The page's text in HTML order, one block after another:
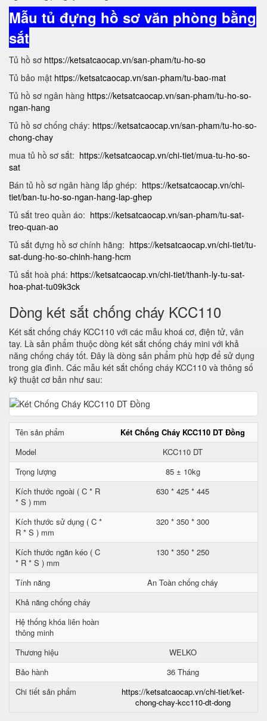
Mẫu tủ đựng hồ sơ văn phòng bằng
sắt
Tủ hồ sơ https://ketsatcaocap.vn/san-pham/tu-ho-so
Tủ bảo mật https://ketsatcaocap.vn/san-pham/tu-bao-mat
Tủ hồ sơ ngân hàng https://ketsatcaocap.vn/san-pham/tu-ho-so-
ngan-hang
Tủ hồ sơ chống cháy: https://ketsatcaocap.vn/san-pham/tu-ho-so-
chong-chay
mua tủ hồ sơ sắt: https://ketsatcaocap.vn/chi-tiet/mua-tu-ho-so-
sat
Bán tủ hồ sơ ngân hàng lắp ghép: https://ketsatcaocap.vn/chi-
tiet/ban-tu-ho-so-ngan-hang-lap-ghep
Tủ sắt treo quần áo: https://ketsatcaocap.vn/san-pham/tu-sat-
treo-quan-ao
Tủ sắt đựng hồ sơ chính hãng: https://ketsatcaocap.vn/chi-tiet/tu-
sat-dung-ho-so-chinh-hang-hcm
Tủ sắt hoà phá: https://ketsatcaocap.vn/chi-tiet/thanh-ly-tu-sat-
hoa-phat-tu09k3ck
Dòng két sắt chống cháy KCC110
Két sắt chống cháy KCC110 với các mẫu khoá cơ, điện tử, vân
tay. Là sản phẩm thuộc dòng két sắt chống cháy mini với khả
năng chống cháy tốt. Đây là dòng sản phẩm phù hợp để sử dụng
trong gia đình. Các mẫu két sắt chống cháy KCC110 và thông số
kỹ thuật cơ bản như sau:
Tên sản phẩm
Két Chống Cháy KCC110 DT Đồng
Model
KCC110 DT
Trọng lượng
85 ± 10kg
Kích thước ngoài ( C * R
* S ) mm
630 * 425 * 445
Kích thước sử dụng ( C *
R * S ) mm
320 * 350 * 300
Kích thước ngăn kéo ( C
* R * S ) mm
130 * 350 * 250
Tính năng
An Toàn chống cháy
Khả năng chống cháy
Hệ thống khóa liên hoàn
thông minh
Thương hiệu
WELKO
Bảo hành
36 Tháng
Chi tiết sản phẩm
https://ketsatcaocap.vn/chi-tiet/ket-
chong-chay-kcc110-dt-dong